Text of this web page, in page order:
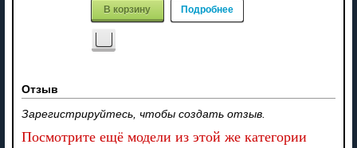
В корзину Подробнее
Отзыв
Зарегистрируйтесь, чтобы создать отзыв.
Посмотрите ещё модели из этой же категории